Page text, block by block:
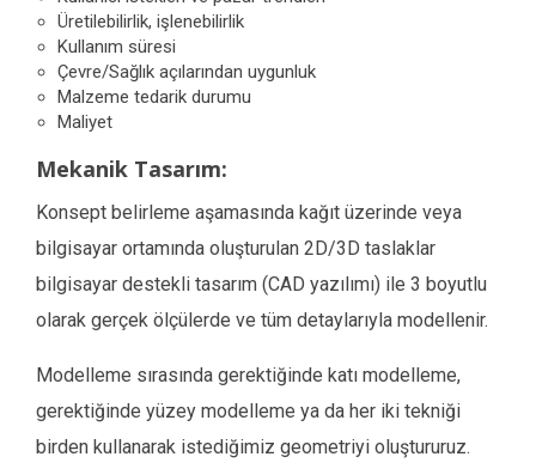
Üretilebilirlik, işlenebilirlik
Kullanım süresi
Çevre/Sağlık açılarından uygunluk
Malzeme tedarik durumu
Maliyet
Mekanik Tasarım:
Konsept belirleme aşamasında kağıt üzerinde veya
bilgisayar ortamında oluşturulan 2D/3D taslaklar
bilgisayar destekli tasarım (CAD yazılımı) ile 3 boyutlu
olarak gerçek ölçülerde ve tüm detaylarıyla modellenir.
Modelleme sırasında gerektiğinde katı modelleme,
gerektiğinde yüzey modelleme ya da her iki tekniği
birden kullanarak istediğimiz geometriyi oluştururuz.